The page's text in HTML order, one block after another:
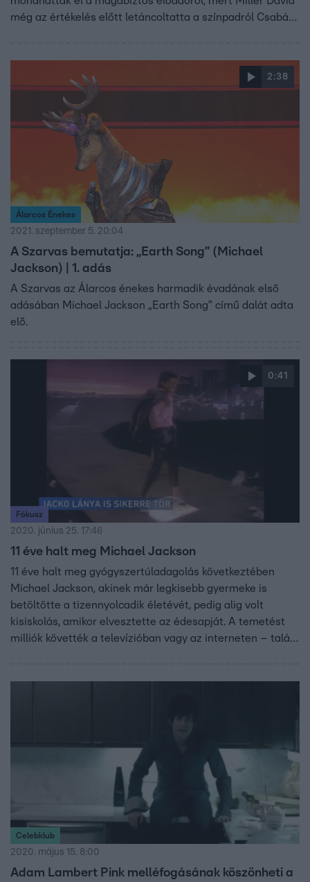
még az értékelés előtt letáncoltatta a színpadról Csabát.
2:38
Álarcos Énekes
2021. szeptember 5. 20:04
A Szarvas bemutatja: „Earth Song” (Michael
Jackson) | 1. adás
A Szarvas az Álarcos énekes harmadik évadának első
adásában Michael Jackson „Earth Song” című dalát adta
elő.
0:41
Fókusz
2020. június 25. 17:46
11 éve halt meg Michael Jackson
11 éve halt meg gyógyszertúladagolás következtében
Michael Jackson, akinek már legkisebb gyermeke is
betöltötte a tizennyolcadik életévét, pedig alig volt
kisiskolás, amikor elvesztette az édesapját. A temetést
milliók követték a televízióban vagy az interneten – talán
Celebklub
2020. május 15. 8:00
Adam Lambert Pink melléfogásának köszönheti a